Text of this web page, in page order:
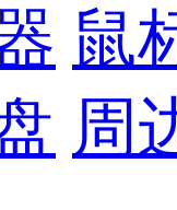
鼠
周